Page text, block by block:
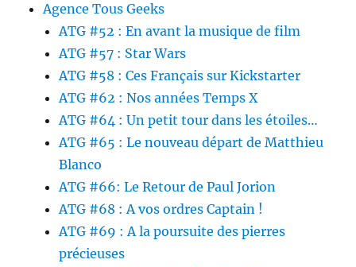
Agence Tous Geeks
ATG #52 : En avant la musique de film
ATG #57 : Star Wars
ATG #58 : Ces Français sur Kickstarter
ATG #62 : Nos années Temps X
ATG #64 : Un petit tour dans les étoiles…
ATG #65 : Le nouveau départ de Matthieu
Blanco
ATG #66: Le Retour de Paul Jorion
ATG #68 : A vos ordres Captain !
ATG #69 : A la poursuite des pierres
précieuses